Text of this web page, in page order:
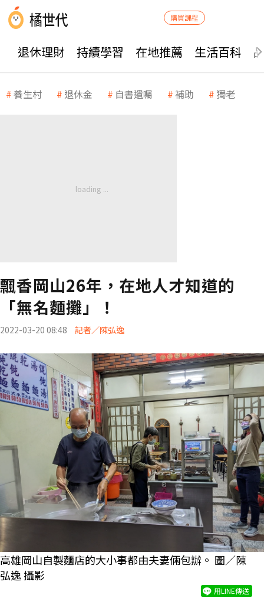
購買課程
退休理財 持續學習 在地推薦 生活百科
養生村 退休金 自書遺囑 補助 獨老
飄香岡山26年，在地人才知道的
「無名麵攤」！
2022-03-20 08:48 記者／陳弘逸
高雄岡山自製麵店的大小事都由夫妻倆包辦。 圖／陳
弘逸 攝影
用LINE傳送